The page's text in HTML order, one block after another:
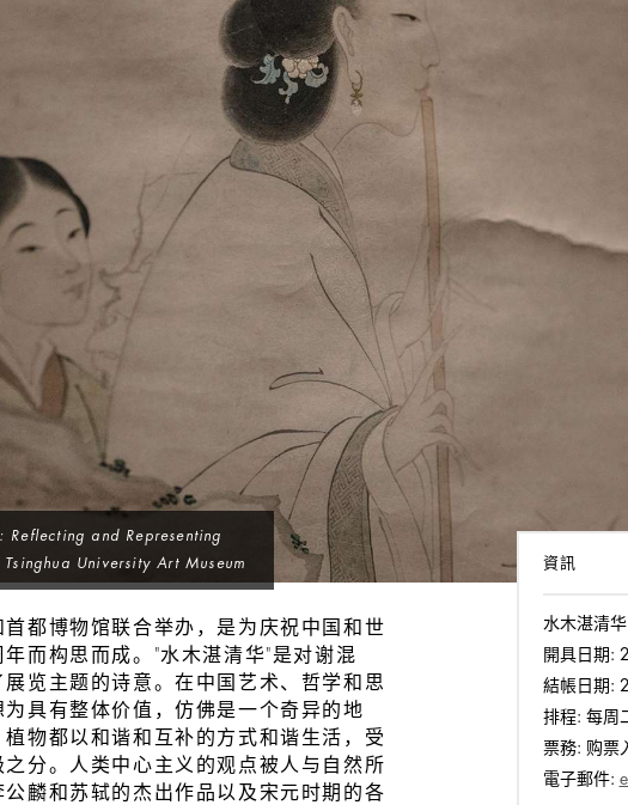
Reflecting and Representing
University Art Museum 資訊
水木湛清
開具日期:
結帳日期:
排程: 每周
票務: 购票
電子郵件:
都博物馆联合举办，是为庆祝中国和世
而构思而成。"水木湛清华"是对谢混
展览主题的诗意。在中国艺术、哲学和思
具有整体价值，仿佛是一个奇异的地
物都以和谐和互补的方式和谐生活，受
分。人类中心主义的观点被人与自然所
麟和苏轼的杰出作品以及宋元时期的各